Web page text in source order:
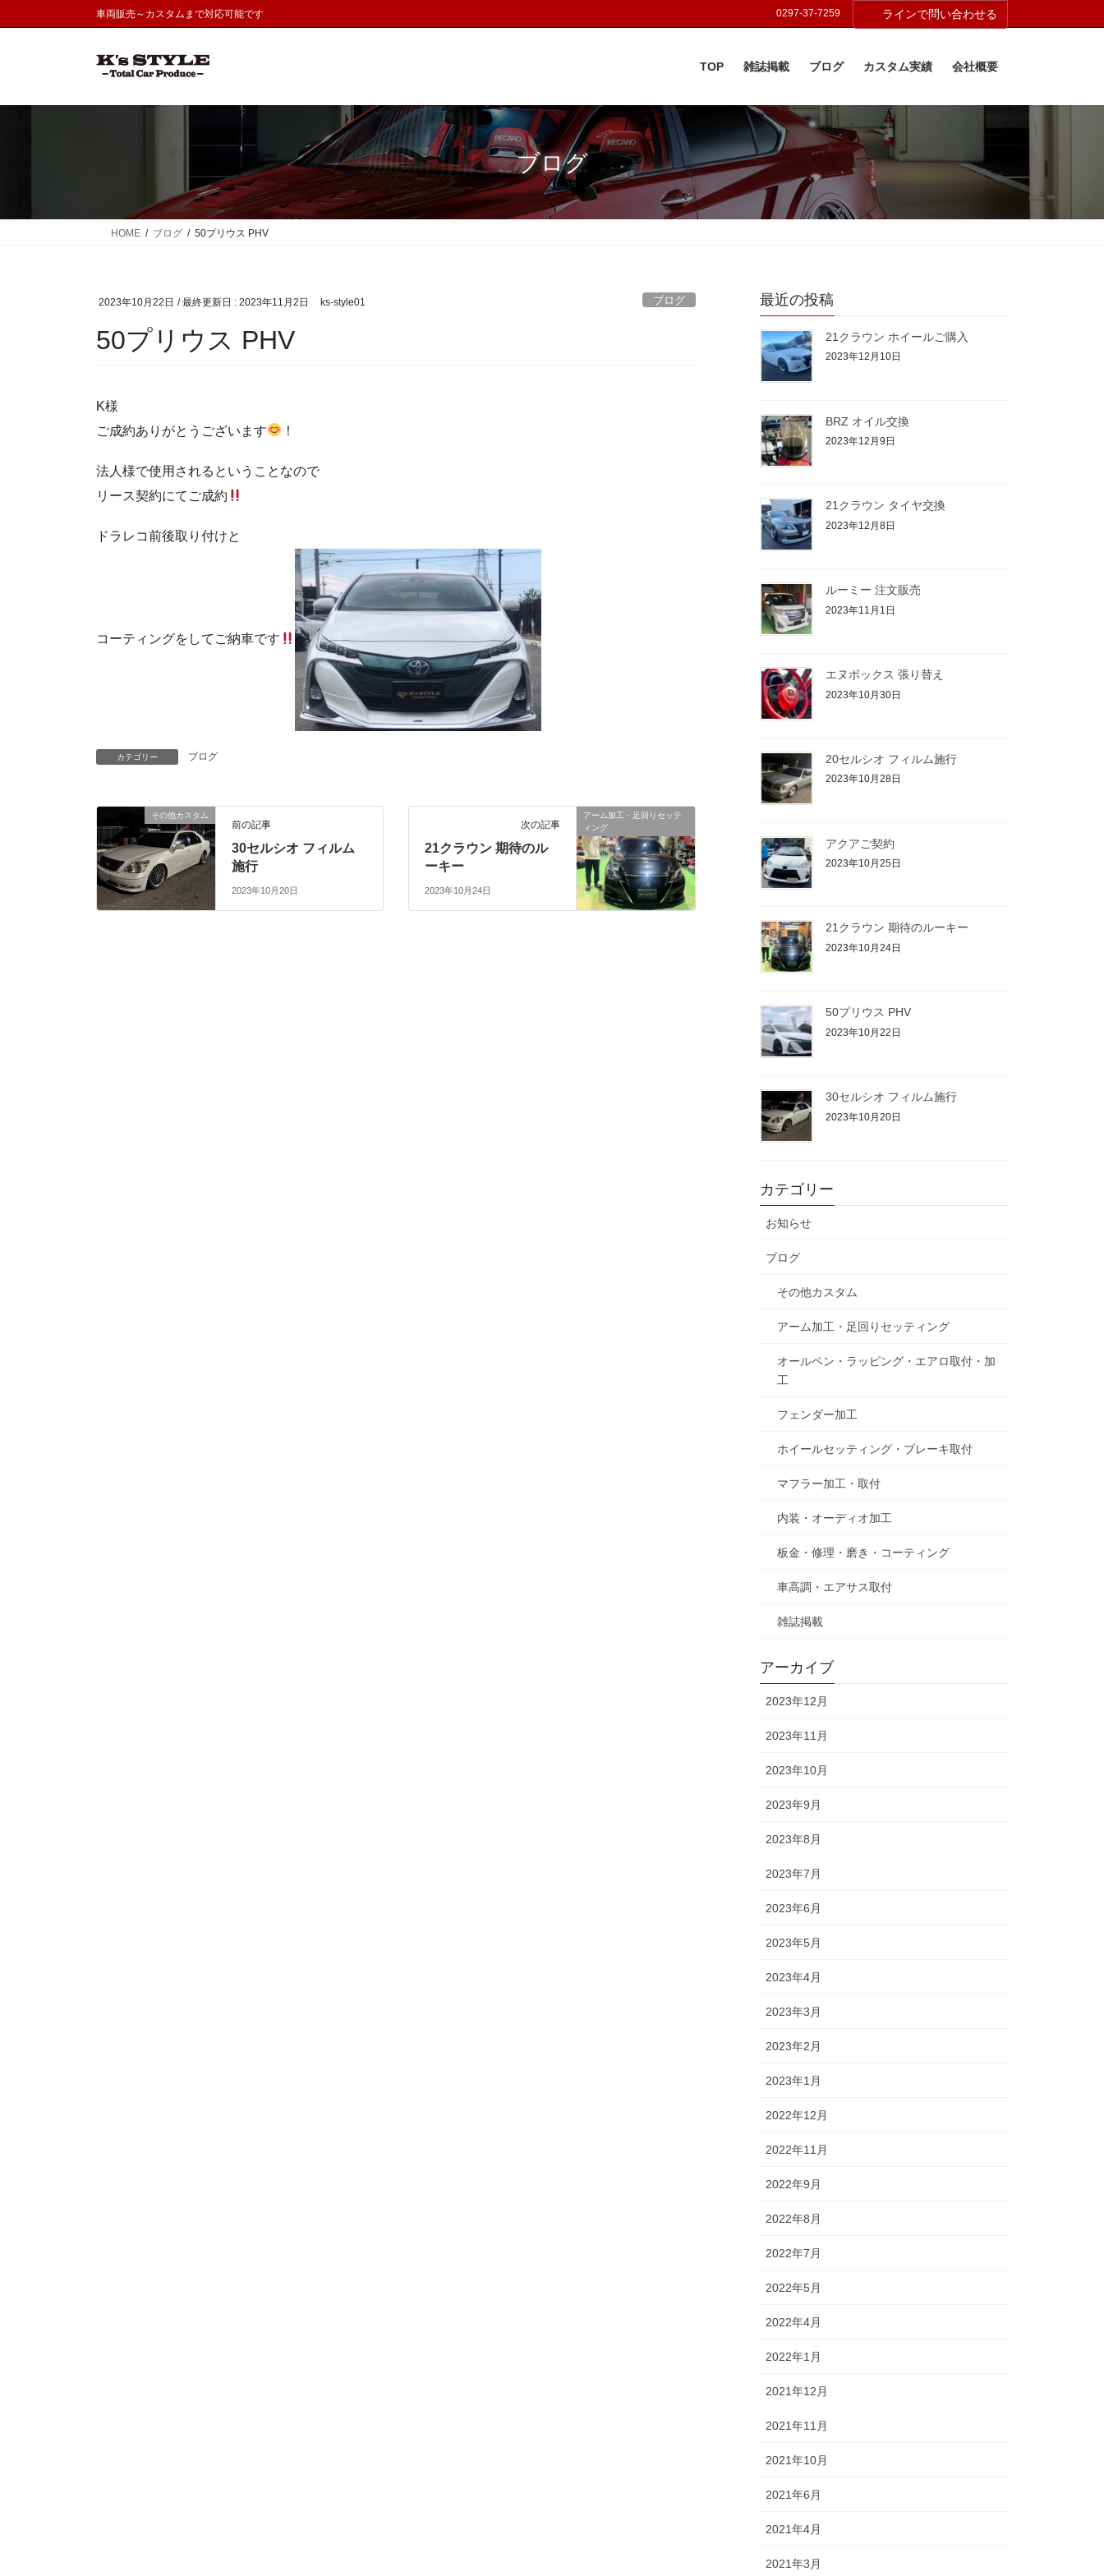
ン
に
ビ
ョ
車両販売～カスタムまで対応可能です 0297-37-7259 ラインで問い合わせる
TOP 雑誌掲載 ブログ カスタム実績 会社概要
ブログ
HOME ブログ 50プリウス PHV
2023年10月22日 / 最終更新日 : 2023年11月2日 ks-style01 ブログ
50プリウス PHV
K様
ご成約ありがとうございます
！
法人様で使用されるということなので
リース契約にてご成約
ドラレコ前後取り付けと
コーティングをしてご納車です
カテゴリー ブログ
その他カスタム
前の記事
30セルシオ フィルム
施行
2023年10月20日
アーム加工・足回りセッテ
ィング
次の記事
21クラウン 期待のル
ーキー
2023年10月24日
最近の投稿
21クラウン ホイールご購入
2023年12月10日
BRZ オイル交換
2023年12月9日
21クラウン タイヤ交換
2023年12月8日
ルーミー 注文販売
2023年11月1日
エヌボックス 張り替え
2023年10月30日
20セルシオ フィルム施行
2023年10月28日
アクアご契約
2023年10月25日
21クラウン 期待のルーキー
2023年10月24日
50プリウス PHV
2023年10月22日
30セルシオ フィルム施行
2023年10月20日
カテゴリー
お知らせ
ブログ
その他カスタム
アーム加工・足回りセッティング
オールペン・ラッピング・エアロ取付・加
工
フェンダー加工
ホイールセッティング・ブレーキ取付
マフラー加工・取付
内装・オーディオ加工
板金・修理・磨き・コーティング
車高調・エアサス取付
雑誌掲載
アーカイブ
2023年12月
2023年11月
2023年10月
2023年9月
2023年8月
2023年7月
2023年6月
2023年5月
2023年4月
2023年3月
2023年2月
2023年1月
2022年12月
2022年11月
2022年9月
2022年8月
2022年7月
2022年5月
2022年4月
2022年1月
2021年12月
2021年11月
2021年10月
2021年6月
2021年4月
2021年3月